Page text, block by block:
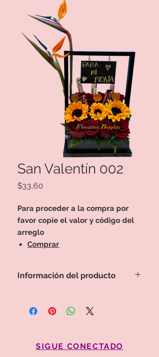
San Valentín 002
$33,60
Para proceder a la compra por
favor copie el valor y código del
arreglo
Comprar
Información del producto
Comprar
SIGUE CONECTADO